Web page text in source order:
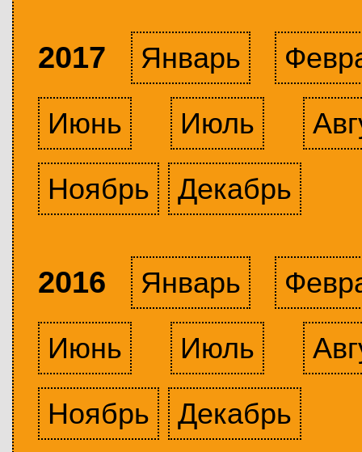
2017 Январь
Июнь
Июль
Ноябрь
Декабрь
2016 Январь
Июнь
Июль
Ноябрь
Декабрь